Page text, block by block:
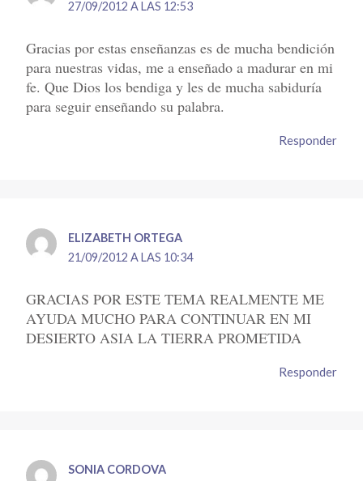
27/09/2012 A LAS 12:53
Gracias por estas enseñanzas es de mucha bendición
para nuestras vidas, me a enseñado a madurar en mi
fe. Que Dios los bendiga y les de mucha sabiduría
para seguir enseñando su palabra.
Responder
ELIZABETH ORTEGA
21/09/2012 A LAS 10:34
GRACIAS POR ESTE TEMA REALMENTE ME
AYUDA MUCHO PARA CONTINUAR EN MI
DESIERTO ASIA LA TIERRA PROMETIDA
Responder
SONIA CORDOVA